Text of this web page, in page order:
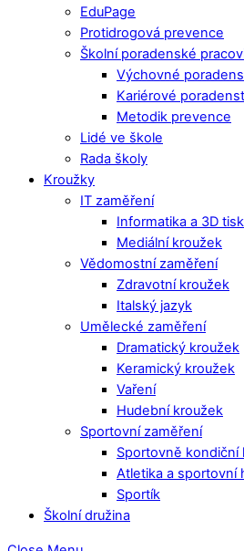
EduPage
Protidrogová prevence
Školní poradenské
Výchovné
Kariérové
Metodik prevence
Lidé ve škole
Rada školy
Kroužky
IT zaměření
Informatika a 3D tisk
Mediální kroužek
Vědomostní zaměření
Zdravotní kroužek
Italský jazyk
Umělecké zaměření
Dramatický kroužek
Keramický kroužek
Vaření
Hudební kroužek
Sportovní zaměření
Sportovně kondiční
Atletika a sportovní
Sportík
Školní družina